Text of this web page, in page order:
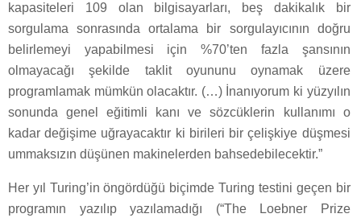
kapasiteleri 109 olan bilgisayarları, beş dakikalık bir
sorgulama sonrasında ortalama bir sorgulayıcının doğru
belirlemeyi yapabilmesi için %70’ten fazla şansının
olmayacağı şekilde taklit oyununu oynamak üzere
programlamak mümkün olacaktır. (…) İnanıyorum ki yüzyılın
sonunda genel eğitimli kanı ve sözcüklerin kullanımı o
kadar değişime uğrayacaktır ki birileri bir çelişkiye düşmesi
ummaksızın düşünen makinelerden bahsedebilecektir.”
Her yıl Turing’in öngördüğü biçimde Turing testini geçen bir
programın yazılıp yazılamadığı (“The Loebner Prize